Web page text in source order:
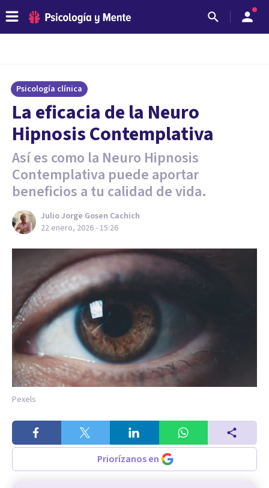
Psicología clínica
La eficacia de la Neuro
Hipnosis Contemplativa
Así es como la Neuro Hipnosis
Contemplativa puede aportar
beneficios a tu calidad de vida.
Julio Jorge Gosen Cachich
22 enero, 2026 - 15:26
Pexels
Priorízanos en